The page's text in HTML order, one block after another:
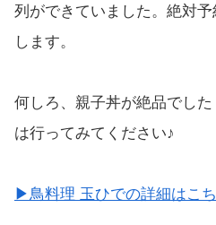
列ができていました。絶対
します。
何しろ、親子丼が絶品でし
は行ってみてください♪
▶︎鳥料理 玉ひでの詳細はこ